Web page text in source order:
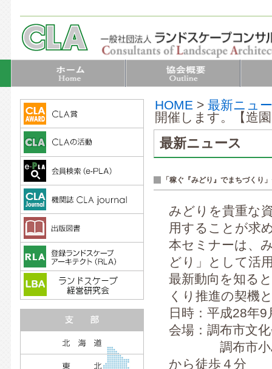
HOME > 最新ニュ
開催します。【造
最新ニュース
「稼ぐ『みどり』でまちづくり
みどりを貴重な
用することが求
本セミナーは、
どり」として活
最新動向を知る
くり推進の契機
日時：平成28年
会場：調布市文
調布市小島町
から徒歩４分